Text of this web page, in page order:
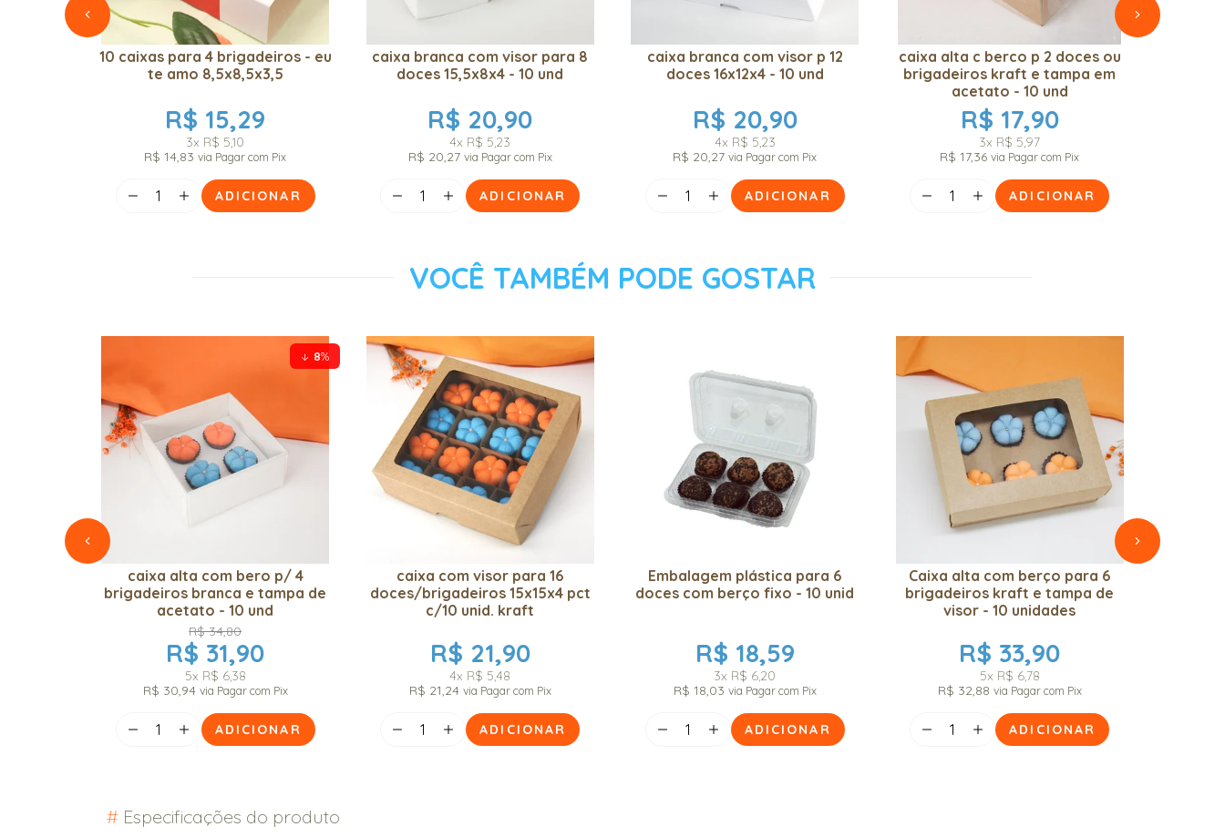
10 caixas para 4 brigadeiros - eu
te amo 8,5x8,5x3,5
R$ 15,29
3x R$ 5,10
R$ 14,83via Pagar com Pix
ADICIONAR
caixa branca com visor para 8
doces 15,5x8x4 - 10 und
R$ 20,90
4x R$ 5,23
R$ 20,27 via Pagar com Pix
ADICIONAR
caixa branca com visor p 12
doces 16x12x4 - 10 und
R$ 20,90
4x R$ 5,23
R$ 20,27via Pagar com Pix
ADICIONAR
caixa alta c berco p 2 doces ou
brigadeiros kraft e tampa em
acetato - 10 und
R$ 17,90
3x R$ 5,97
R$ 17,36via Pagar com Pix
ADICIONAR
VOCÊ TAMBÉM PODE GOSTAR
8%
caixa alta com bero p/ 4
brigadeiros branca e tampa de
acetato - 10 und
R$ 34,80
R$ 31,90
5x R$ 6,38
R$ 30,94 via Pagar com Pix
ADICIONAR
caixa com visor para 16
doces/brigadeiros 15x15x4 pct
c/10 unid. kraft
R$ 21,90
4x R$ 5,48
R$ 21,24 via Pagar com Pix
ADICIONAR
Embalagem plástica para 6
doces com berço fixo - 10 unid
R$ 18,59
3x R$ 6,20
R$ 18,03 via Pagar com Pix
ADICIONAR
Caixa alta com berço para 6
brigadeiros kraft e tampa de
visor - 10 unidades
R$ 33,90
5x R$ 6,78
R$ 32,88 via Pagar com Pix
ADICIONAR
# Especificações do produto